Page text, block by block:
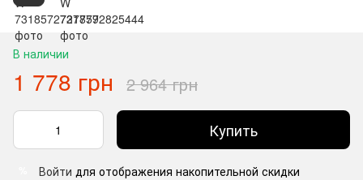
В наличии
1 778 грн 2 964 грн
Купить
Войти для отображения накопительной скидки